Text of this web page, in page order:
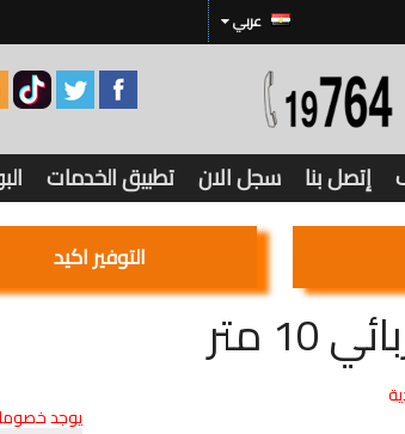
عربي
إتصل بنا سجل الان تطبيق الخدمات
التوفير اكيد
متر
يوجد